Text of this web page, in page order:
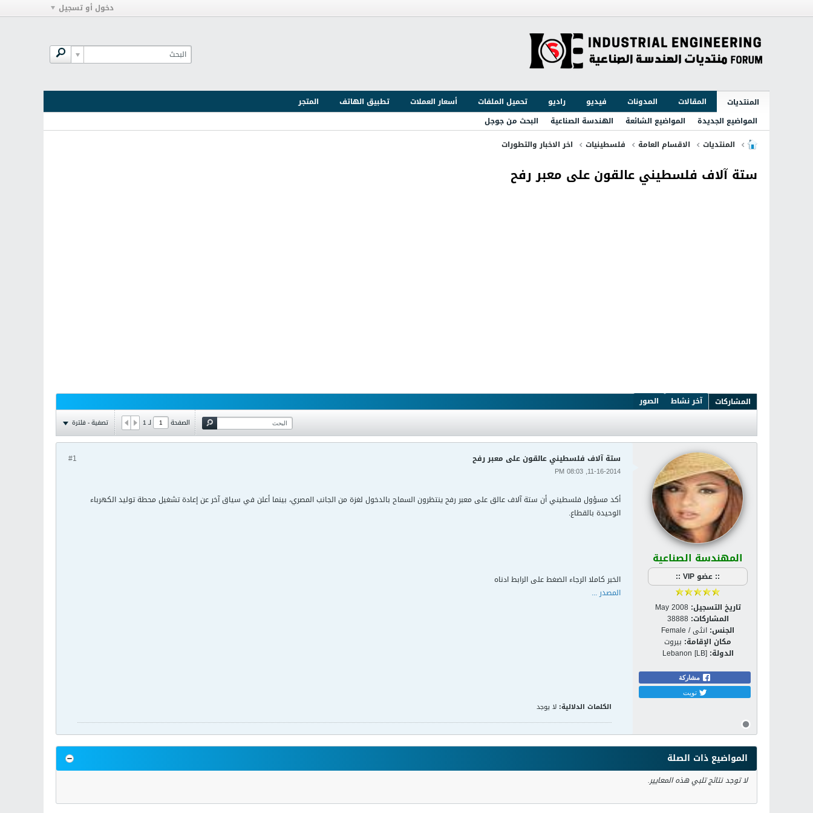
دخول أو تسجيل
المنتديات المقالات المدونات فيديو راديو تحميل الملفات أسعار العملات تطبيق الهاتف
المتجر
المواضيع الجديدة
المواضيع الشائعة الهندسة الصناعية
البحث من جوجل
المنتديات
الاقسام العامة فلسطينيات اخر الاخبار والتطورات
ستة آلاف فلسطيني عالقون على معبر رفح
المشاركات آخر نشاط الصور
الصفحة لـ1 تصفية - فلترة
المهندسة الصناعية
:: عضو VIP ::
تاريخ التسجيل: May 2008
المشاركات: 38888
الجنس: انثى / Female
مكان الإقامة: بيروت
الدولة: Lebanon [LB]
مشاركة
تويت
#1 ستة آلاف فلسطيني عالقون على معبر رفح
11-16-2014, 08:03 PM
أكد مسؤول فلسطيني أن ستة آلاف عالق على معبر رفح ينتظرون السماح بالدخول لغزة من الجانب المصري، بينما أعلن في سياق آخر عن إعادة تشغيل محطة توليد الكهرباء
الوحيدة بالقطاع.
الخبر كاملا الرجاء الضغط على الرابط ادناه
المصدر ...
الكلمات الدلالية: لا يوجد
المواضيع ذات الصلة
لا توجد نتائج تلبي هذه المعايير.